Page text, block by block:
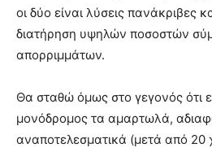
οι δύο είναι λύσεις πανάκριβες
διατήρηση υψηλών ποσοστών
απορριμμάτων.
Θα σταθώ όμως στο γεγονός ότι
μονόδρομος τα αμαρτωλά,
αναποτελεσματικά (μετά από 20